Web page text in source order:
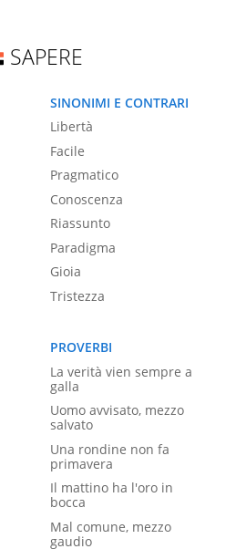
SAPERE
SINONIMI E CONTRARI
Libertà
Facile
Pragmatico
Conoscenza
Riassunto
Paradigma
Gioia
Tristezza
PROVERBI
La verità vien sempre a
galla
Uomo avvisato, mezzo
salvato
Una rondine non fa
primavera
Il mattino ha l'oro in
bocca
Mal comune, mezzo
gaudio